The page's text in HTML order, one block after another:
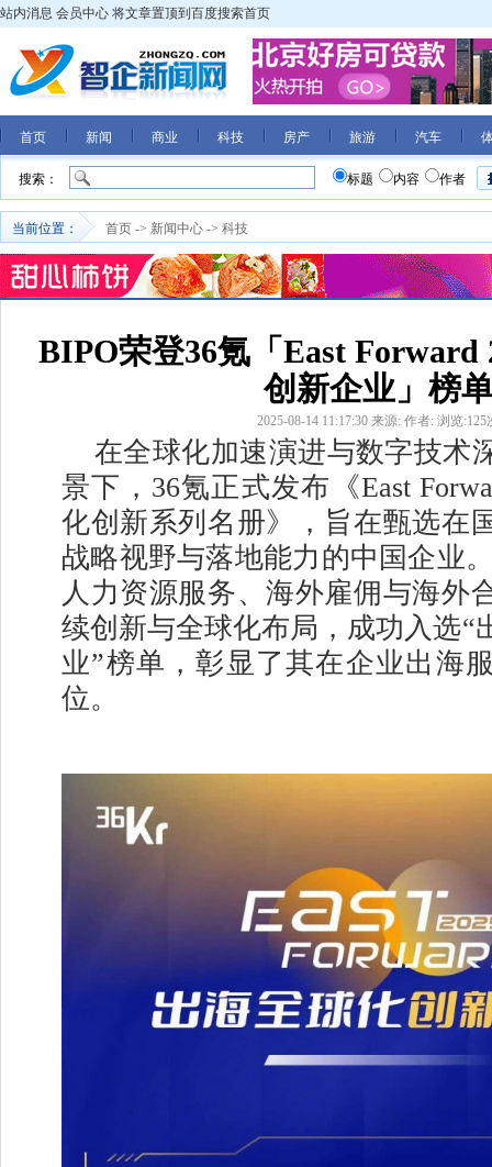
站内消息 会员中心 将文章置顶到百度搜索首页
首页 新闻 商业 科技 房产 旅游 汽车
搜索： 标题 内容 作者
当前位置： 首页 -> 新闻中心 -> 科技
BIPO荣登36氪「East Forward
创新企业」榜
2025-08-14 11:17:30 来源: 作者: 浏览:125
在全球化加速演进与数字技术
景下，36氪正式发布《East
化创新系列名册》，旨在甄选在
战略视野与落地能力的中国企业
人力资源服务、海外雇佣与海外
续创新与全球化布局，成功入选“
业”榜单，彰显了其在企业出海
位。